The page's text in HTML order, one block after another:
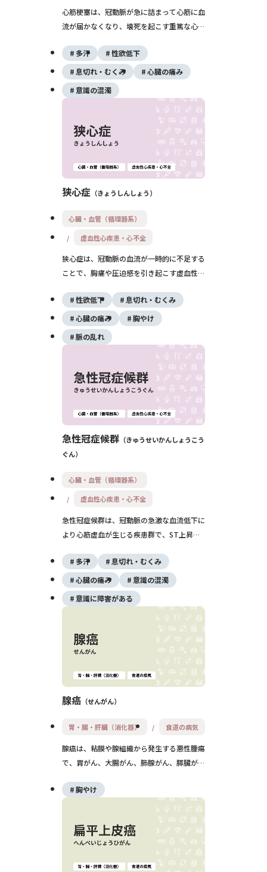
心筋梗塞は、冠動脈が急に詰まって心筋に血
流が届かなくなり、壊死を起こす重篤な心疾
を伴うこともあり、早期の治療が生死を分け
ます。カテーテル治療が主な治療法です。
多汗
性欲低下
息切れ・むくみ
心臓の痛み
意識の混濁
狭心症 きょうしんしょう
心臓・血管（循環器系）
虚血性心疾患・心不全
狭心症は、冠動脈の血流が一時的に不足する
ことで、胸痛や圧迫感を引き起こす虚血性心
状が現れますが、夜間や安静時に起こるタイ
プもあります。重症化すると心筋梗塞に進展
する可能性があります。
性欲低下
息切れ・むくみ
心臓の痛み
胸やけ
脈の乱れ
急性冠症候群
きゅうせいかんしょうこう
ぐん
心臓・血管（循環器系）
虚血性心疾患・心不全
急性冠症候群は、冠動脈の急激な血流低下に
より心筋虚血が生じる疾患群で、ST上昇型
心症を含みます。心筋壊死が進行する前に、
迅速な診断と治療が予後を大きく左右しま
す。
多汗
息切れ・むくみ
心臓の痛み
意識の混濁
意識に障害がある
腺癌 せんがん
胃・腸・肝臓（消化器） 食道の病気
腺癌は、粘膜や腺組織から発生する悪性腫瘍
で、胃がん、大腸がん、肺腺がん、膵臓が
生します。進行が比較的ゆっくりなこともあ
りますが、転移しやすく、発見時には進行し
ていることもあります。初期には無症状のこ
とも多いため、定期的な検診や早期発見が非
常に重要です。
胸やけ